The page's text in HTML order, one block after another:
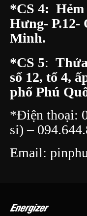
*CS 4: Hẻm
Hưng- P.12-
Minh.
*CS 5:
số 12, tổ 4,
phố Phú
*Điện thoại:
sỉ) –
Email: